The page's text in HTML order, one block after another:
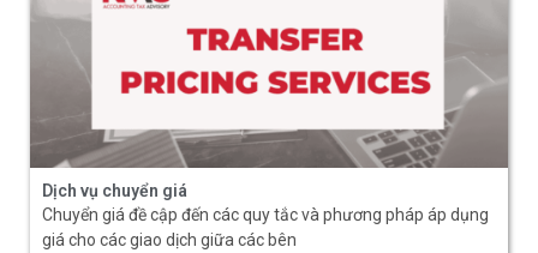
Dịch vụ chuyển giá
Chuyển giá đề cập đến các quy tắc và phương pháp áp dụng
giá cho các giao dịch giữa các bên